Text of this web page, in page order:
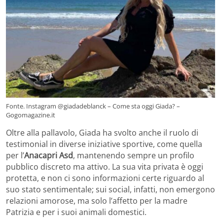
Fonte. Instagram @giadadeblanck – Come sta oggi Giada? –
Gogomagazine.it
Oltre alla pallavolo, Giada ha svolto anche il ruolo di
testimonial in diverse iniziative sportive, come quella
per l’Anacapri Asd, mantenendo sempre un profilo
pubblico discreto ma attivo. La sua vita privata è oggi
protetta, e non ci sono informazioni certe riguardo al
suo stato sentimentale; sui social, infatti, non emergono
relazioni amorose, ma solo l’affetto per la madre
Patrizia e per i suoi animali domestici.